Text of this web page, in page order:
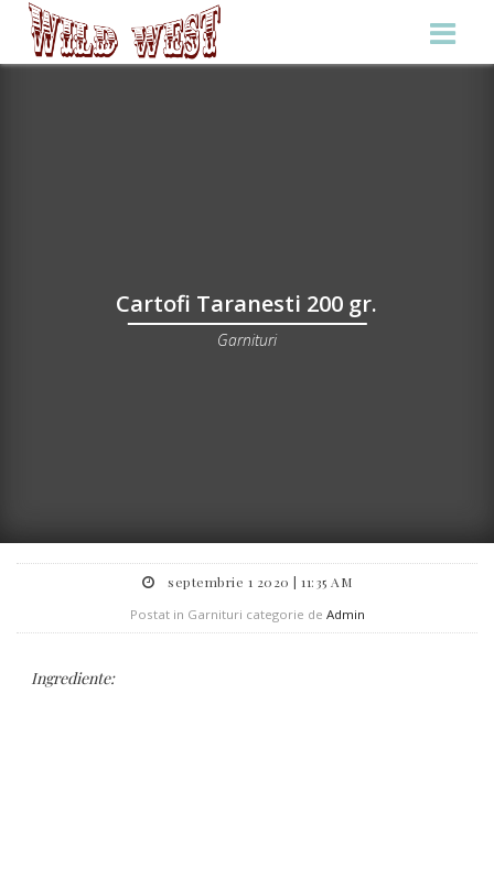
Cartofi Taranesti 200 gr.
Garnituri
septembrie 1 2020 | 11:35 AM
Postat in Garnituri categorie de Admin
Ingrediente: